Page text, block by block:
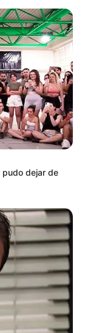
miradas, las
pudo dejar de